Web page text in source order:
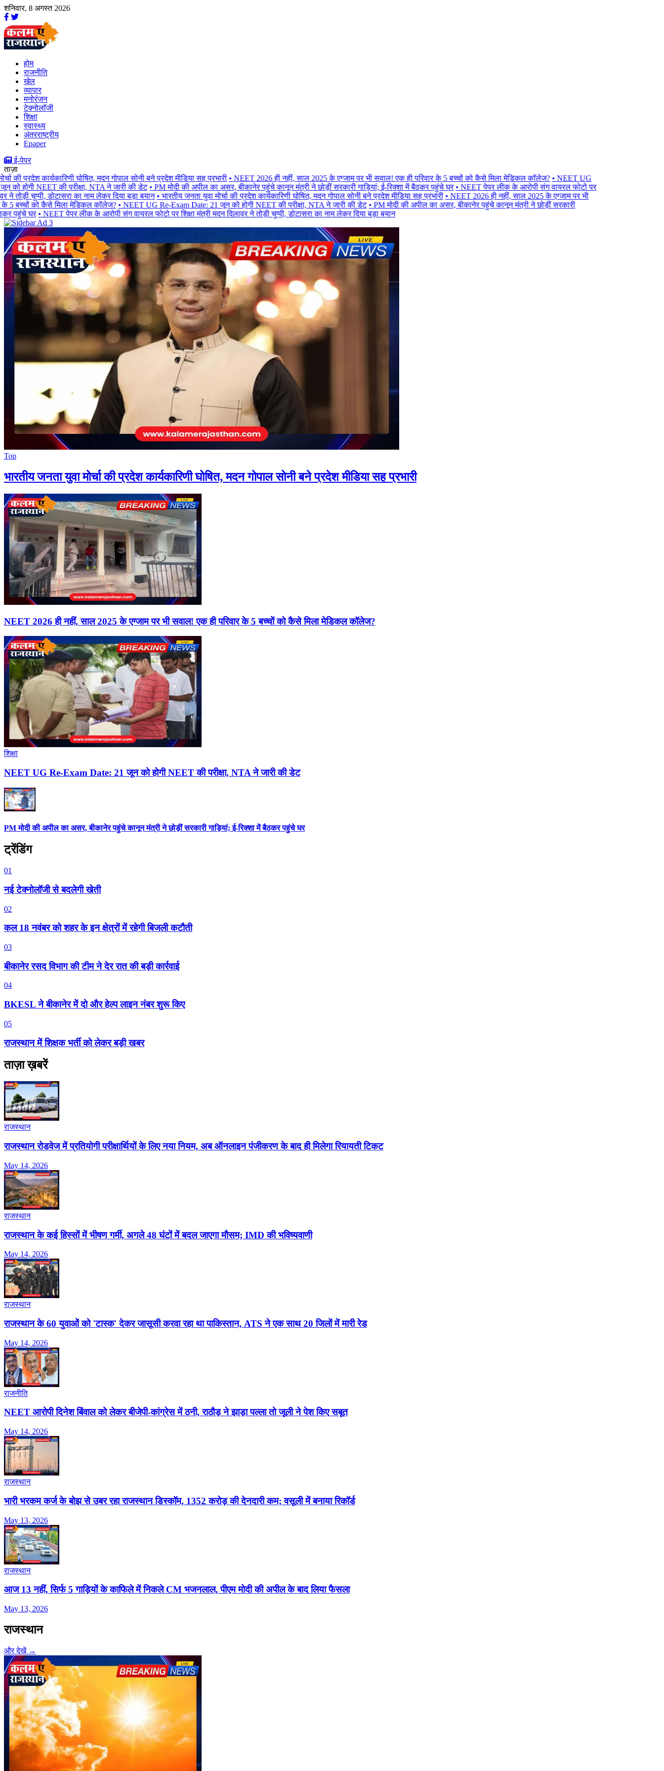
शनिवार, 8 अगस्त 2026
होम
राजनीति
खेल
व्यापार
मनोरंजन
टेक्नोलॉजी
शिक्षा
स्वास्थ्य
अंतरराष्ट्रीय
Epaper
ई-पेपर
ताज़ा
की प्रदेश कार्यकारिणी घोषित, मदन गोपाल सोनी बने प्रदेश मीडिया सह प्रभारी • NEET 2026 ही नहीं, साल 2025 के एग्जाम पर भी सवाल! एक ही परिवार के 5 बच्चों को कैसे मिला मेडिकल कॉलेज? • NEET UG
होगी NEET की परीक्षा, NTA ने जारी की डेट • PM मोदी की अपील का असर, बीकानेर पहुंचे कानून मंत्री ने छोड़ीं सरकारी गाड़ियां; ई-रिक्शा में बैठकर पहुंचे घर • NEET पेपर लीक के आरोपी संग वायरल फोटो पर
तोड़ी चुप्पी, डोटासरा का नाम लेकर दिया बड़ा बयान • भारतीय जनता युवा मोर्चा की प्रदेश कार्यकारिणी घोषित, मदन गोपाल सोनी बने प्रदेश मीडिया सह प्रभारी • NEET 2026 ही नहीं, साल 2025 के एग्जाम पर भी
बच्चों को कैसे मिला मेडिकल कॉलेज? • NEET UG Re-Exam Date: 21 जून को होगी NEET की परीक्षा, NTA ने जारी की डेट • PM मोदी की अपील का असर, बीकानेर पहुंचे कानून मंत्री ने छोड़ीं सरकारी
पहुंचे घर • NEET पेपर लीक के आरोपी संग वायरल फोटो पर शिक्षा मंत्री मदन दिलावर ने तोड़ी चुप्पी, डोटासरा का नाम लेकर दिया बड़ा बयान
Top
भारतीय जनता युवा मोर्चा की प्रदेश कार्यकारिणी घोषित, मदन गोपाल सोनी बने प्रदेश मीडिया सह प्रभारी
NEET 2026 ही नहीं, साल 2025 के एग्जाम पर भी सवाल! एक ही परिवार के 5 बच्चों को कैसे मिला मेडिकल कॉलेज?
शिक्षा
NEET UG Re-Exam Date: 21 जून को होगी NEET की परीक्षा, NTA ने जारी की डेट
PM मोदी की अपील का असर, बीकानेर पहुंचे कानून मंत्री ने छोड़ीं सरकारी गाड़ियां; ई-रिक्शा में बैठकर पहुंचे घर
ट्रेंडिंग
01
नई टेक्नोलॉजी से बदलेगी खेती
02
कल 18 नवंबर को शहर के इन क्षेत्रों में रहेगी बिजली कटौती
03
बीकानेर रसद विभाग की टीम ने देर रात की बड़ी कार्रवाई
04
BKESL ने बीकानेर में दो और हेल्प लाइन नंबर शुरू किए
05
राजस्थान में शिक्षक भर्ती को लेकर बड़ी खबर
ताज़ा ख़बरें
राजस्थान
राजस्थान रोडवेज में प्रतियोगी परीक्षार्थियों के लिए नया नियम, अब ऑनलाइन पंजीकरण के बाद ही मिलेगा रियायती टिकट
May 14, 2026
राजस्थान
राजस्थान के कई हिस्सों में भीषण गर्मी, अगले 48 घंटों में बदल जाएगा मौसम; IMD की भविष्यवाणी
May 14, 2026
राजस्थान
राजस्थान के 60 युवाओं को 'टास्क' देकर जासूसी करवा रहा था पाकिस्तान, ATS ने एक साथ 20 जिलों में मारी रेड
May 14, 2026
राजनीति
NEET आरोपी दिनेश बिंवाल को लेकर बीजेपी-कांग्रेस में ठनी, राठौड़ ने झाड़ा पल्ला तो जूली ने पेश किए सबूत
May 14, 2026
राजस्थान
भारी भरकम कर्ज के बोझ से उबर रहा राजस्थान डिस्कॉम, 1352 करोड़ की देनदारी कम; वसूली में बनाया रिकॉर्ड
May 13, 2026
राजस्थान
आज 13 नहीं, सिर्फ 5 गाड़ियों के काफिले में न‍िकले CM भजनलाल, पीएम मोदी की अपील के बाद ल‍िया फैसला
May 13, 2026
राजस्थान
और देखें →